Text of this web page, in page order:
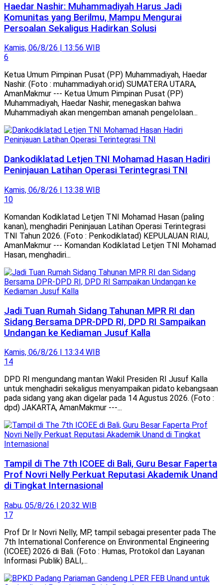
Haedar Nashir: Muhammadiyah Harus Jadi
Komunitas yang Berilmu, Mampu Mengurai
Persoalan Sekaligus Hadirkan Solusi
Kamis, 06/8/26 | 13:56 WIB
6
Ketua Umum Pimpinan Pusat (PP) Muhammadiyah, Haedar
Nashir. (Foto : muhammadiyah.or.id) SUMATERA UTARA,
AmanMakmur --- Ketua Umum Pimpinan Pusat (PP)
Muhammadiyah, Haedar Nashir, menegaskan bahwa
Muhammadiyah akan mengemban amanah pengelolaan...
Dankodiklatad Letjen TNI Mohamad Hasan Hadiri
Peninjauan Latihan Operasi Terintegrasi TNI
Kamis, 06/8/26 | 13:38 WIB
10
Komandan Kodiklatad Letjen TNI Mohamad Hasan (paling
kanan), menghadiri Peninjauan Latihan Operasi Terintegrasi
TNI Tahun 2026. (Foto : Penkodiklatad) KEPULAUAN RIAU,
AmanMakmur --- Komandan Kodiklatad Letjen TNI Mohamad
Hasan, menghadiri...
Jadi Tuan Rumah Sidang Tahunan MPR RI dan
Sidang Bersama DPR-DPD RI, DPD RI Sampaikan
Undangan ke Kediaman Jusuf Kalla
Kamis, 06/8/26 | 13:34 WIB
14
DPD RI mengundang mantan Wakil Presiden RI Jusuf Kalla
untuk menghadiri sekaligus menyampaikan pidato kebangsaan
pada sidang yang akan digelar pada 14 Agustus 2026. (Foto :
dpd) JAKARTA, AmanMakmur ---...
Tampil di The 7th ICOEE di Bali, Guru Besar Faperta
Prof Novri Nelly Perkuat Reputasi Akademik Unand
di Tingkat Internasional
Rabu, 05/8/26 | 20:32 WIB
17
Prof Dr Ir Novri Nelly, MP, tampil sebagai presenter pada The
7th International Conference on Environmental Engineering
(ICOEE) 2026 di Bali. (Foto : Humas, Protokol dan Layanan
Informasi Publik) BALI,...